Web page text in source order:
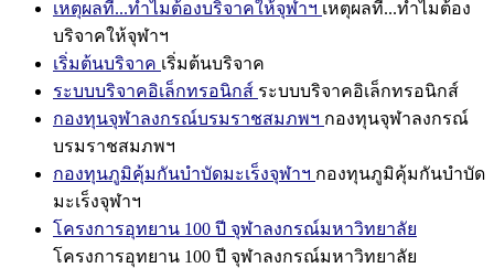
เหตุผลที่...ทำไมต้องบริจาคให้จุฬาฯ เหตุผลที่...ทำไมต้อง
บริจาคให้จุฬาฯ
เริ่มต้นบริจาค เริ่มต้นบริจาค
ระบบบริจาคอิเล็กทรอนิกส์ ระบบบริจาคอิเล็กทรอนิกส์
กองทุนจุฬาลงกรณ์บรมราชสมภพฯ กองทุนจุฬาลงกรณ์
บรมราชสมภพฯ
กองทุนภูมิคุ้มกันบำบัดมะเร็งจุฬาฯ กองทุนภูมิคุ้มกันบำบัด
มะเร็งจุฬาฯ
โครงการอุทยาน 100 ปี จุฬาลงกรณ์มหาวิทยาลัย
โครงการอุทยาน 100 ปี จุฬาลงกรณ์มหาวิทยาลัย